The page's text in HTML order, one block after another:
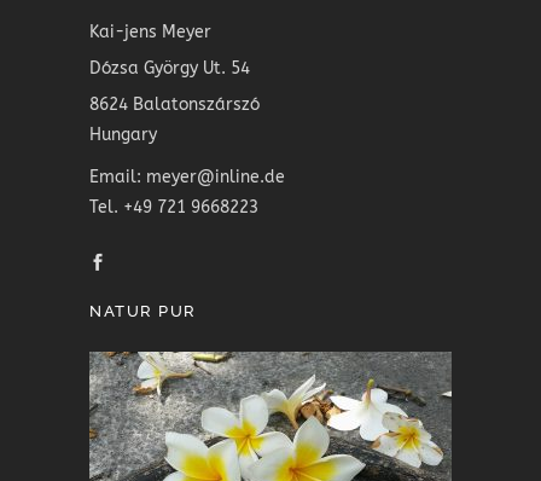
Kai-jens Meyer
Dózsa György Ut. 54
8624 Balatonszárszó
Hungary
Email: meyer@inline.de
Tel. +49 721 9668223
NATUR PUR